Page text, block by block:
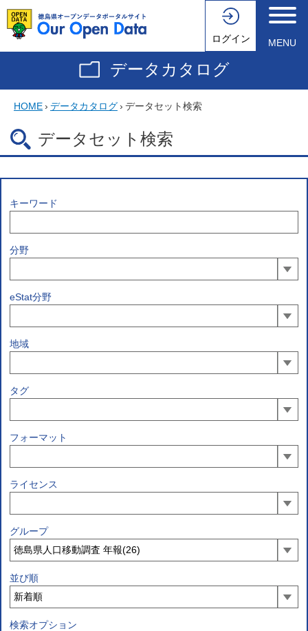
ログイン MENU
データカタログ
HOME› データカタログ› データセット検索
データセット検索
キーワード
分野
eStat分野
地域
タグ
フォーマット
ライセンス
グループ
並び順
検索オプション